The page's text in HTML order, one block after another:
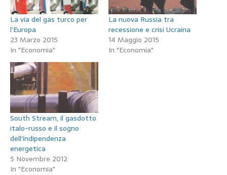
La via del gas turco per
l’Europa
23 Marzo 2015
In "Economia"
La nuova Russia tra
recessione e crisi Ucraina
14 Maggio 2015
In "Economia"
South Stream, il gasdotto
italo-russo e il sogno
dell’indipendenza
energetica
5 Novembre 2012
In "Economia"